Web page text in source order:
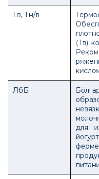
Тв, Тн/в
(Тв)
ЛбБ
для